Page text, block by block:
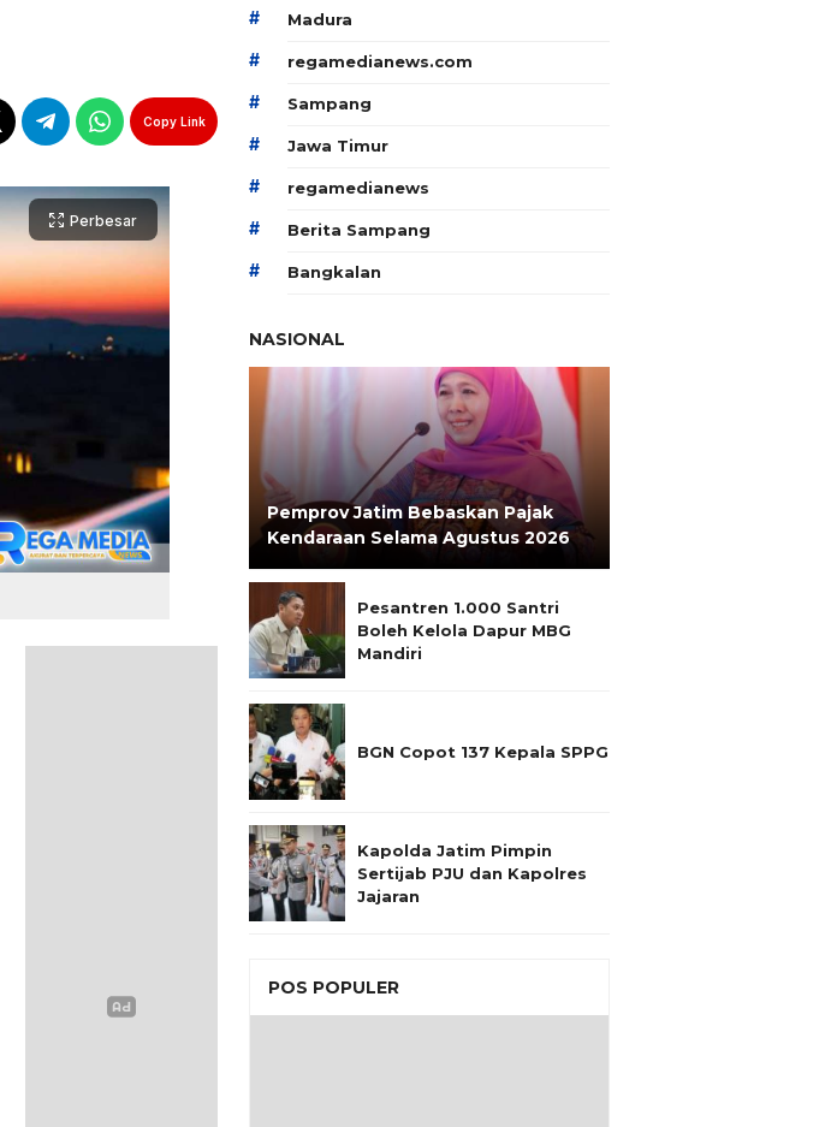
Copy Link
Perbesar
# Madura
# regamedianews.com
# Sampang
# Jawa Timur
# regamedianews
# Berita Sampang
# Bangkalan
NASIONAL
Pemprov Jatim Bebaskan Pajak
Kendaraan Selama Agustus 2026
Pesantren 1.000 Santri
Boleh Kelola Dapur MBG
Mandiri
BGN Copot 137 Kepala SPPG
Kapolda Jatim Pimpin
Sertijab PJU dan Kapolres
Jajaran
POS POPULER